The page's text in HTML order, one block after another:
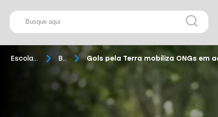
Escola Aberta Blog